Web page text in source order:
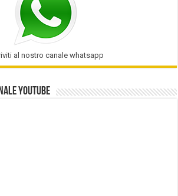
al nostro canale whatsapp
Youtube